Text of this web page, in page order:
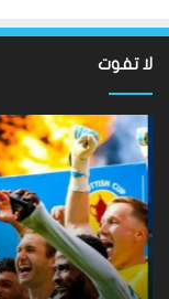
لا تفوت
لقد
عادت
الدوري
الاسكتلندي
الممتاز
–
لماذا
لا